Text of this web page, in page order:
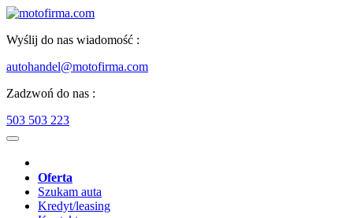
Wyślij do nas wiadomość :
autohandel@motofirma.com
Zadzwoń do nas :
503 503 223
Oferta
Szukam auta
Kredyt/leasing